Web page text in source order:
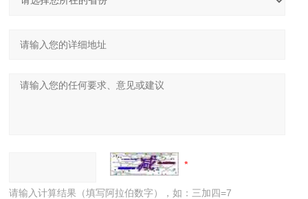
请输入计算结果（填写阿拉伯数字），如：三加四=7